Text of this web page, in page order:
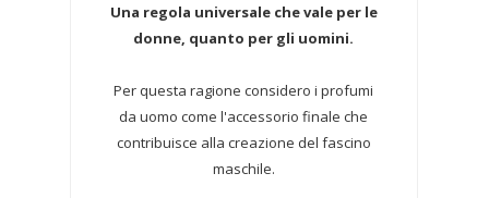
Una regola universale che vale per le
donne, quanto per gli uomini.
Per questa ragione considero i profumi
da uomo come l'accessorio finale che
contribuisce alla creazione del fascino
maschile.